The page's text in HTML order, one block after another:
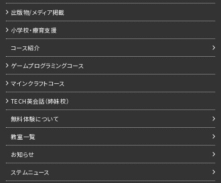
出版物/メディア掲載
小学校・療育支援
コース紹介
ゲームプログラミングコース
マインクラフトコース
TECH英会話（姉妹校）
無料体験について
教室一覧
お知らせ
ステムニュース